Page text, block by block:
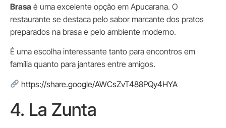
Brasa é uma excelente opção em Apucarana. O
restaurante se destaca pelo sabor marcante dos pratos
preparados na brasa e pelo ambiente moderno.
É uma escolha interessante tanto para encontros em
família quanto para jantares entre amigos.
https://share.google/AWCsZvT488PQy4HYA
4. La Zunta